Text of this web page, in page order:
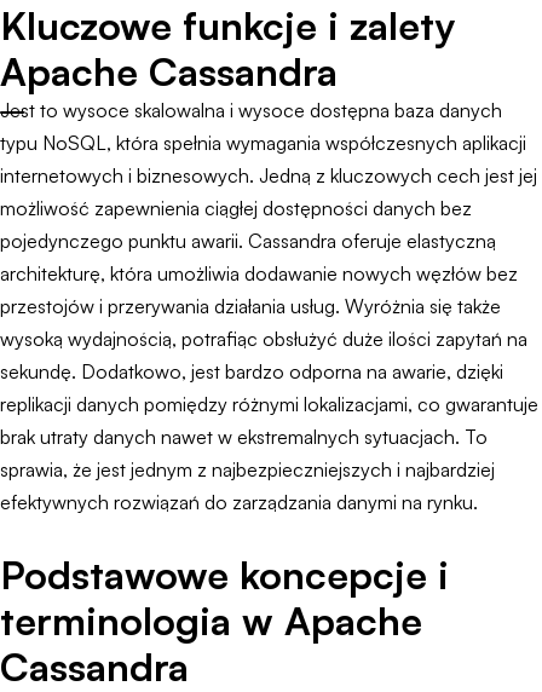
Kluczowe funkcje i zalety
Apache Cassandra
Jest to wysoce skalowalna i wysoce dostępna baza danych
typu NoSQL, która spełnia wymagania współczesnych aplikacji
internetowych i biznesowych. Jedną z kluczowych cech jest jej
możliwość zapewnienia ciągłej dostępności danych bez
pojedynczego punktu awarii. Cassandra oferuje elastyczną
architekturę, która umożliwia dodawanie nowych węzłów bez
przestojów i przerywania działania usług. Wyróżnia się także
wysoką wydajnością, potrafiąc obsłużyć duże ilości zapytań na
sekundę. Dodatkowo, jest bardzo odporna na awarie, dzięki
replikacji danych pomiędzy różnymi lokalizacjami, co gwarantuje
brak utraty danych nawet w ekstremalnych sytuacjach. To
sprawia, że jest jednym z najbezpieczniejszych i najbardziej
efektywnych rozwiązań do zarządzania danymi na rynku.
Podstawowe koncepcje i
terminologia w Apache
Cassandra